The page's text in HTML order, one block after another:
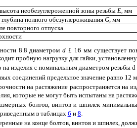
необезуглероженной зоны резьбы Е, мм
полного обезуглероживания G, мм
повторного отпуска
8.8 диаметромd £ 16 мм существует
пробную нагрузку для гайки,
на изделия с номинальным диаметром резьбы d
соединений предельное значение равно 12
на растяжение распространяется на
которые не могут быть испытаны на
болтов, винтов и шпилек
в таблицах 6 и 8
на конце болтов, винтов и шпилек,